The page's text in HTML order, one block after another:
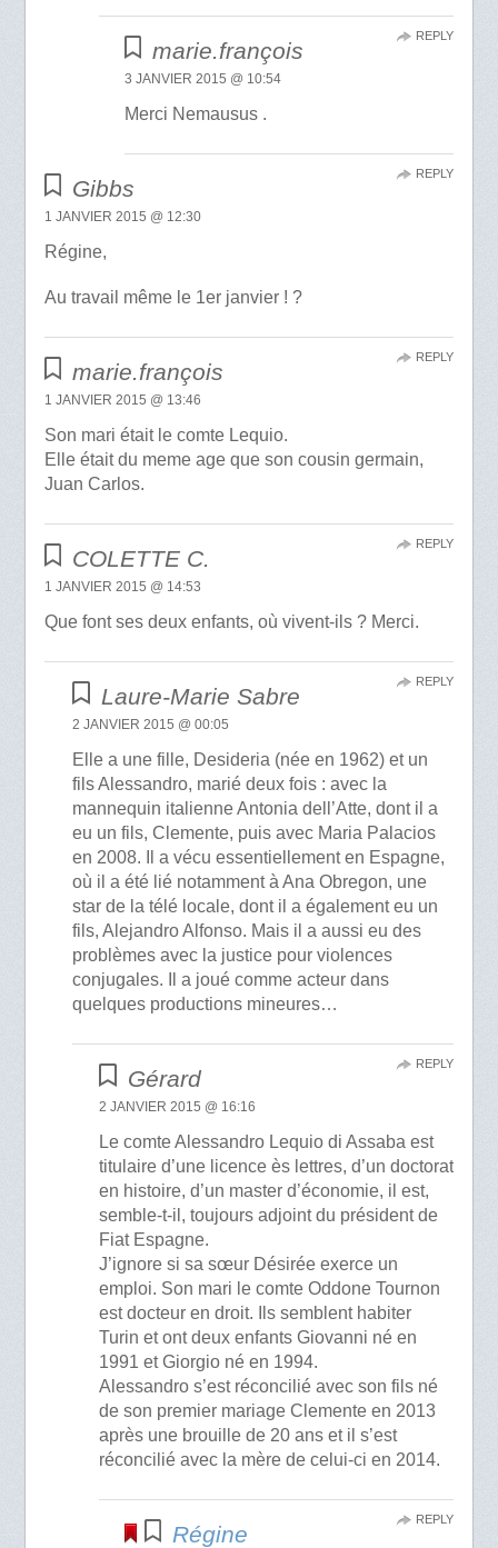
marie.françois
3 JANVIER 2015 @ 10:54
Merci Nemausus .
REPLY
Gibbs
1 JANVIER 2015 @ 12:30
Régine,
Au travail même le 1er janvier ! ?
REPLY
marie.françois
1 JANVIER 2015 @ 13:46
Son mari était le comte Lequio.
Elle était du meme age que son cousin germain,
Juan Carlos.
REPLY
COLETTE C.
1 JANVIER 2015 @ 14:53
Que font ses deux enfants, où vivent-ils ? Merci.
REPLY
Laure-Marie Sabre
2 JANVIER 2015 @ 00:05
Elle a une fille, Desideria (née en 1962) et un
fils Alessandro, marié deux fois : avec la
mannequin italienne Antonia dell’Atte, dont il a
eu un fils, Clemente, puis avec Maria Palacios
en 2008. Il a vécu essentiellement en Espagne,
où il a été lié notamment à Ana Obregon, une
star de la télé locale, dont il a également eu un
fils, Alejandro Alfonso. Mais il a aussi eu des
problèmes avec la justice pour violences
conjugales. Il a joué comme acteur dans
quelques productions mineures…
REPLY
Gérard
2 JANVIER 2015 @ 16:16
Le comte Alessandro Lequio di Assaba est
titulaire d’une licence ès lettres, d’un doctorat
en histoire, d’un master d’économie, il est,
semble-t-il, toujours adjoint du président de
Fiat Espagne.
J’ignore si sa sœur Désirée exerce un
emploi. Son mari le comte Oddone Tournon
est docteur en droit. Ils semblent habiter
Turin et ont deux enfants Giovanni né en
1991 et Giorgio né en 1994.
Alessandro s’est réconcilié avec son fils né
de son premier mariage Clemente en 2013
après une brouille de 20 ans et il s’est
réconcilié avec la mère de celui-ci en 2014.
REPLY
Régine
REPLY